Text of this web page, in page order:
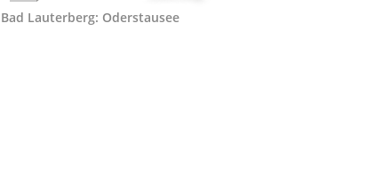
Bad Lauterberg: Oderstausee